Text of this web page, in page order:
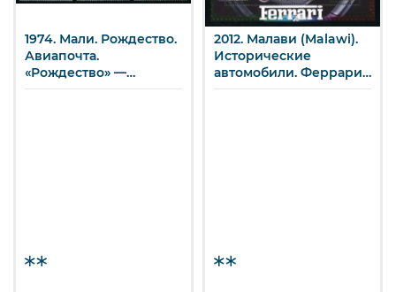
1974. Мали. Рождество.
Авиапочта.
«Рождество» —
Мемлинг; «Богородица
2012. Малави (Malawi).
Исторические
автомобили. Феррари
(Ferrari).